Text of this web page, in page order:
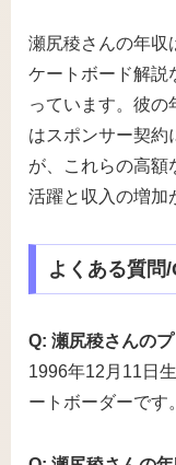
瀬尻稜さんの年収
ケートボード解説
っています。彼の
はスポンサー契約
が、これらの高額
活躍と収入の増加
よくある質問
Q: 瀬尻稜さんの
1996年12月11日
ートボーダーです。